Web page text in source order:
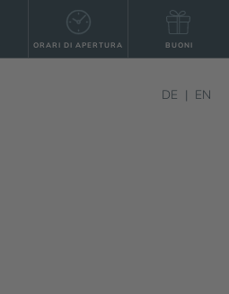
ORARI DI APERTURA BUONI
DE EN